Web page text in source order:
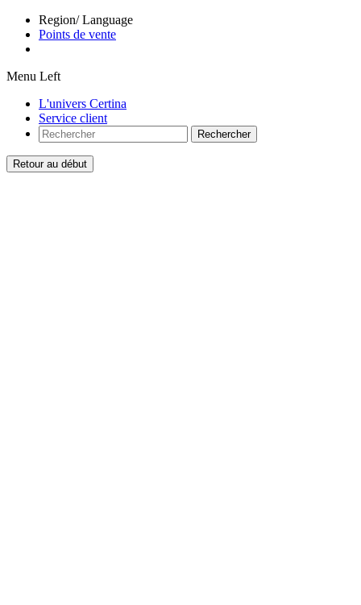
Region/ Language
Points de vente
Menu Left
L'univers Certina
Service client
Rechercher
Retour au début